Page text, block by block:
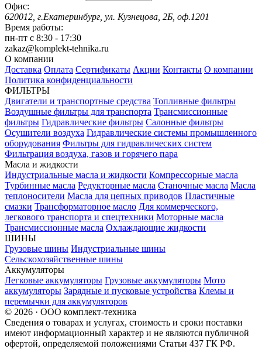
Офис:
620012, г.Екатеринбург, ул. Кузнецова, 2Б, оф.1201
Время работы:
пн-пт с 8:30 - 17:30
zakaz@komplekt-tehnika.ru
О компании
Доставка Оплата Сертификаты Акции Контакты О компании
Политика конфиденциальности
ФИЛЬТРЫ
Двигатели и транспортные средства Топливные фильтры
Воздушные фильтры для транспорта Трансмиссионные
фильтры Гидравлические фильтры Салонные фильтры
Осушители воздуха Гидравлические системы промышленного
оборудования Фильтры для гидравлических систем
Фильтрация воздуха, газов и горячего пара
Масла и жидкости
Индустриальные масла и жидкости Компрессорные масла
Турбинные масла Редукторные масла Станочные масла Масла
теплоносители Масла для цепных приводов Пластичные
смазки Трансформаторное масло Для коммерческого,
легкового транспорта и спецтехники Моторные масла
Трансмиссионные масла Охлаждающие жидкости
ШИНЫ
Грузовые шины Индустриальные шины
Сельскохозяйственные шины
Аккумуляторы
Легковые аккумуляторы Грузовые аккумуляторы Мото
аккумуляторы Зарядные и пусковые устройства Клемы и
перемычки для аккумуляторов
© 2026 · ООО комплект-техника
Сведения о товарах и услугах, стоимость и сроки поставки
имеют информационный характер и не являются публичной
офертой, определяемой положениями Статьи 437 ГК РФ.